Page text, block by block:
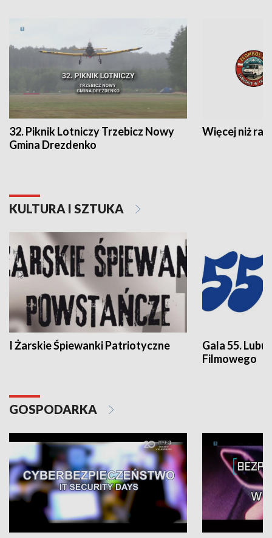
32. Piknik Lotniczy Trzebicz Nowy
Gmina Drezdenko
Więcej niż rajd
KULTURA I SZTUKA
I Żarskie Śpiewanki Patriotyczne
Gala 55.
Filmowego
GOSPODARKA